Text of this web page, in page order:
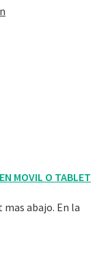
MOVIL O TABLET
abajo. En la